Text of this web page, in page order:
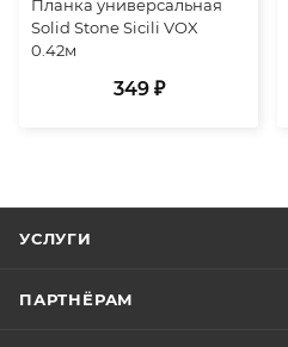
Планка универсальная
Solid Stone Sicili VOX
0.42м
349 ₽
УСЛУГИ
ПАРТНЁРАМ